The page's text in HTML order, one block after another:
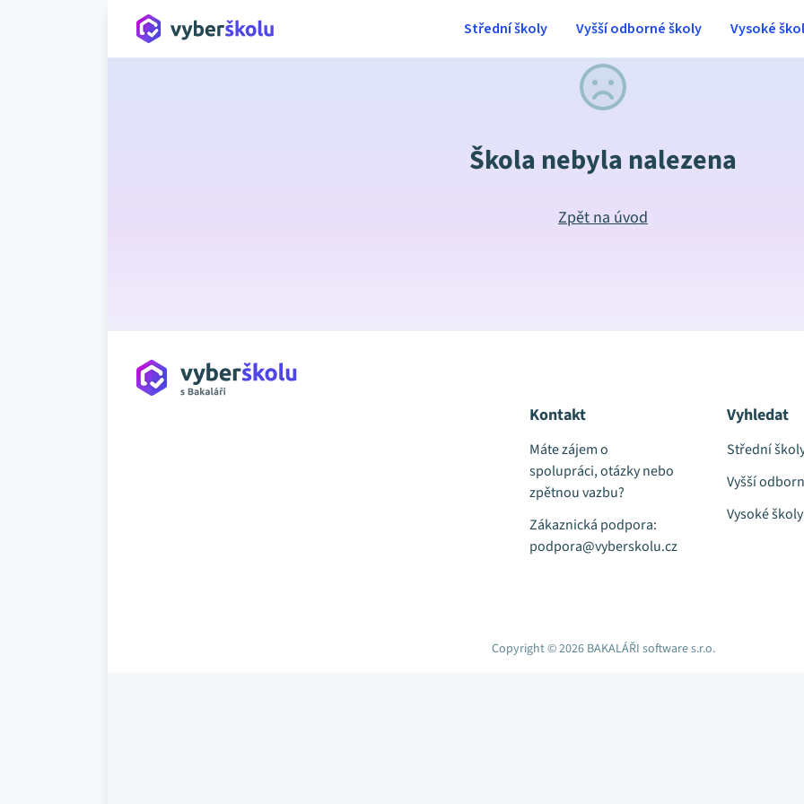
Střední školy Vyšší odborné školy Vysoké
Škola nebyla nalezena
Zpět na úvod
Kontakt
Máte zájem o
spolupráci, otázky nebo
zpětnou vazbu?
Zákaznická podpora:
podpora@vyberskolu.cz
Vyhledat
Střední
Vyšší
Vysoké školy
Copyright © 2026 BAKALÁŘI software s.r.o.